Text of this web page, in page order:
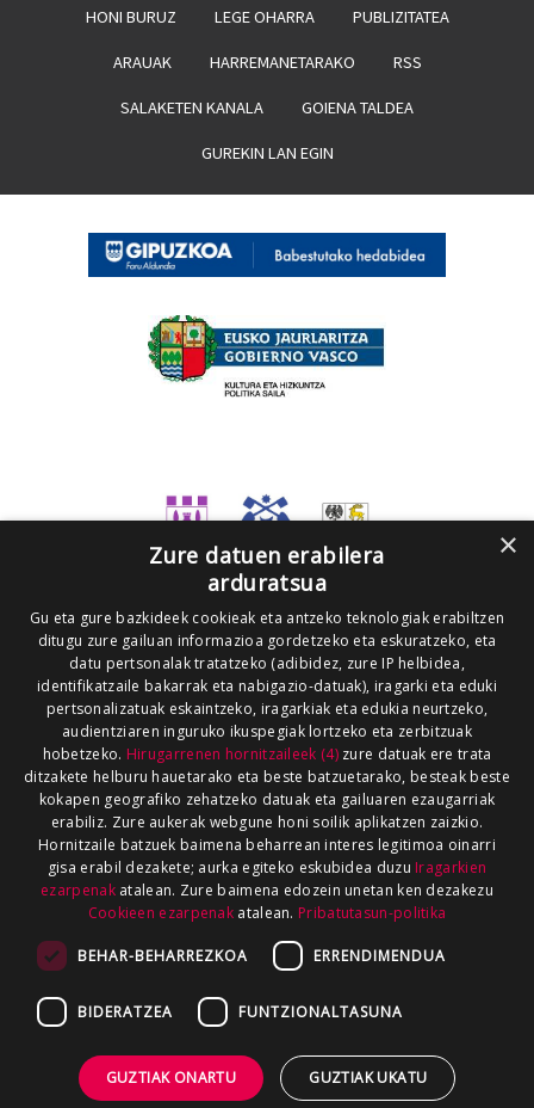
HONI BURUZ LEGE OHARRA PUBLIZITATEA
ARAUAK HARREMANETARAKO RSS
SALAKETEN KANALA GOIENA TALDEA
GUREKIN LAN EGIN
×
Zure datuen erabilera
arduratsua
Gu eta gure bazkideek cookieak eta antzeko teknologiak erabiltzen
ditugu zure gailuan informazioa gordetzeko eta eskuratzeko, eta
datu pertsonalak tratatzeko (adibidez, zure IP helbidea,
identifikatzaile bakarrak eta nabigazio-datuak), iragarki eta eduki
pertsonalizatuak eskaintzeko, iragarkiak eta edukia neurtzeko,
audientziaren inguruko ikuspegiak lortzeko eta zerbitzuak
hobetzeko. Hirugarrenen hornitzaileek (4)zure datuak ere trata
ditzakete helburu hauetarako eta beste batzuetarako, besteak beste
kokapen geografiko zehatzeko datuak eta gailuaren ezaugarriak
erabiliz. Zure aukerak webgune honi soilik aplikatzen zaizkio.
Hornitzaile batzuek baimena beharrean interes legitimoa oinarri
gisa erabil dezakete; aurka egiteko eskubidea duzu Iragarkien
ezarpenakatalean. Zure baimena edozein unetan ken dezakezu
Cookieen ezarpenak atalean. Pribatutasun-politika
BEHAR-BEHARREZKOA ERRENDIMENDUA
BIDERATZEA FUNTZIONALTASUNA
GUZTIAK ONARTU GUZTIAK UKATU